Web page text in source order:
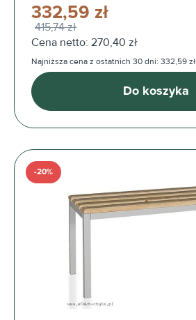
332,59 zł
415,74 zł
Cena netto: 270,40 zł
Najniższa cena z ostatnich 30 dni: 332,59 zł
Do koszyka
-20%